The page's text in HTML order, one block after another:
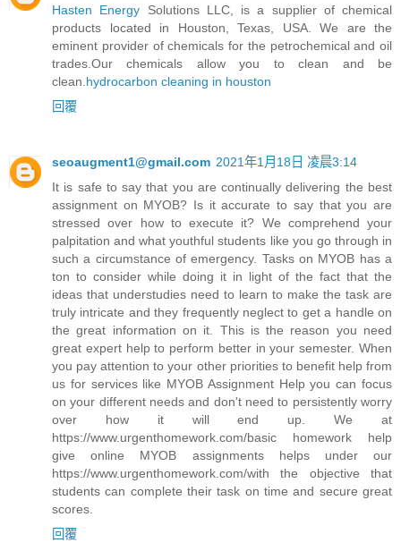
Hasten Energy Solutions LLC, is a supplier of chemical
products located in Houston, Texas, USA. We are the
eminent provider of chemicals for the petrochemical and oil
trades.Our chemicals allow you to clean and be
clean. hydrocarbon cleaning in houston
回覆
seoaugment1@gmail.com 2021年1月18日 凌晨3:14
It is safe to say that you are continually delivering the best
assignment on MYOB? Is it accurate to say that you are
stressed over how to execute it? We comprehend your
palpitation and what youthful students like you go through in
such a circumstance of emergency. Tasks on MYOB has a
ton to consider while doing it in light of the fact that the
ideas that understudies need to learn to make the task are
truly intricate and they frequently neglect to get a handle on
the great information on it. This is the reason you need
great expert help to perform better in your semester. When
you pay attention to your other priorities to benefit help from
us for services like MYOB Assignment Help you can focus
on your different needs and don't need to persistently worry
over how it will end up. We at
https://www.urgenthomework.com/basic homework help
give online MYOB assignments helps under our
https://www.urgenthomework.com/with the objective that
students can complete their task on time and secure great
scores.
回覆